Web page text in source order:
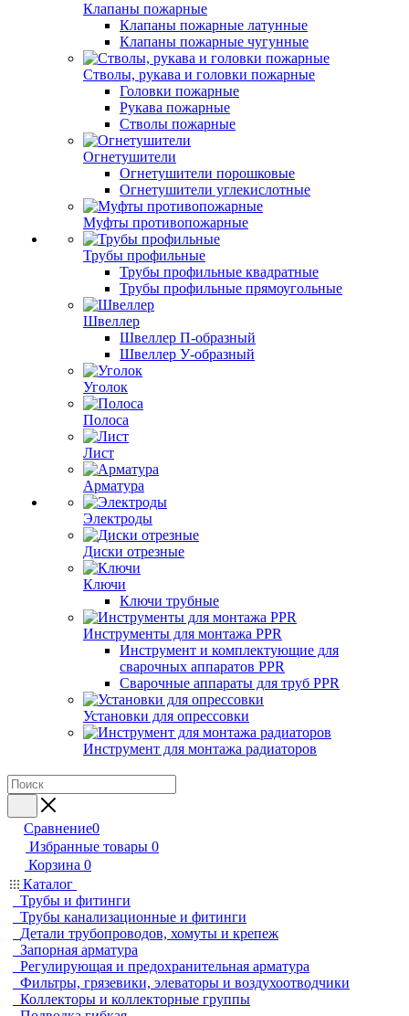
Клапаны пожарные
Клапаны пожарные латунные
Клапаны пожарные чугунные
Стволы, рукава и головки пожарные
Головки пожарные
Рукава пожарные
Стволы пожарные
Огнетушители
Огнетушители порошковые
Огнетушители углекислотные
Муфты противопожарные
Трубы профильные
Трубы профильные квадратные
Трубы профильные прямоугольные
Швеллер
Швеллер П-образный
Швеллер У-образный
Уголок
Полоса
Лист
Арматура
Электроды
Диски отрезные
Ключи
Ключи трубные
Инструменты для монтажа PPR
Инструмент и комплектующие для
сварочных аппаратов PPR
Сварочные аппараты для труб PPR
Установки для опрессовки
Инструмент для монтажа радиаторов
Сравнение0
Избранные товары 0
Корзина 0
Каталог
Трубы и фитинги
Трубы канализационные и фитинги
Детали трубопроводов, хомуты и крепеж
Запорная арматура
Регулирующая и предохранительная арматура
Фильтры, грязевики, элеваторы и воздухоотводчики
Коллекторы и коллекторные группы